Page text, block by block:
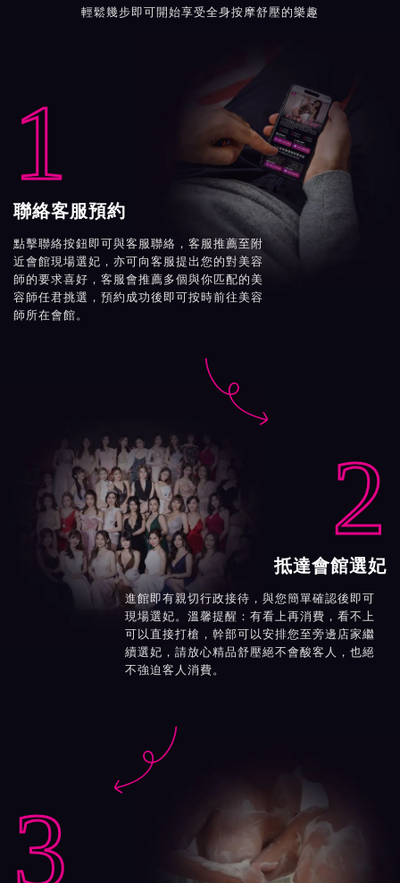
輕鬆幾步即可開始享受全身按摩舒壓的樂趣
1
聯絡客服預約
點擊聯絡按鈕即可與客服聯絡，客服推薦至附
近會館現場選妃，亦可向客服提出您的對美容
師的要求喜好，客服會推薦多個與你匹配的美
容師任君挑選，預約成功後即可按時前往美容
師所在會館。

2
抵達會館選妃
進館即有親切行政接待，與您簡單確認後即可
現場選妃。溫馨提醒：有看上再消費，看不上
可以直接打槍，幹部可以安排您至旁邊店家繼
續選妃，請放心精品舒壓絕不會酸客人，也絕
不強迫客人消費。

3